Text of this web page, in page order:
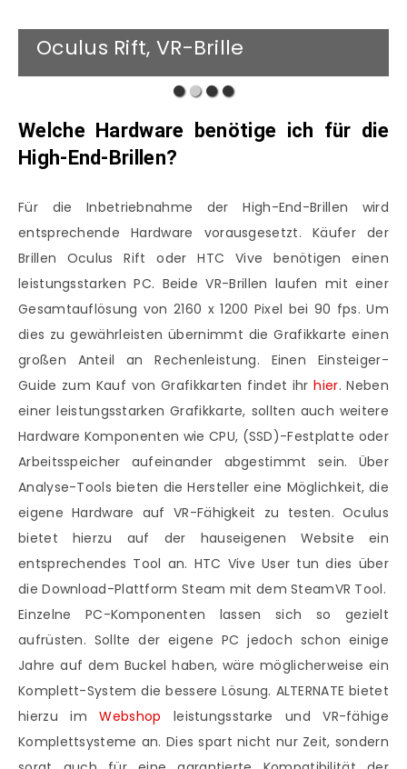
Oculus Rift, VR-Brille
Welche Hardware benötige ich für die
High-End-Brillen?
Für die Inbetriebnahme der High-End-Brillen wird
entsprechende Hardware vorausgesetzt. Käufer der
Brillen Oculus Rift oder HTC Vive benötigen einen
leistungsstarken PC. Beide VR-Brillen laufen mit einer
Gesamtauflösung von 2160 x 1200 Pixel bei 90 fps. Um
dies zu gewährleisten übernimmt die Grafikkarte einen
großen Anteil an Rechenleistung. Einen Einsteiger-
Guide zum Kauf von Grafikkarten findet ihrhier. Neben
einer leistungsstarken Grafikkarte, sollten auch weitere
Hardware Komponenten wie CPU, (SSD)-Festplatte oder
Arbeitsspeicher aufeinander abgestimmt sein. Über
Analyse-Tools bieten die Hersteller eine Möglichkeit, die
eigene Hardware auf VR-Fähigkeit zu testen. Oculus
bietet hierzu auf der hauseigenen Website ein
entsprechendes Tool an. HTC Vive User tun dies über
die Download-Plattform Steam mit dem SteamVR Tool.
Einzelne PC-Komponenten lassen sich so gezielt
aufrüsten. Sollte der eigene PC jedoch schon einige
Jahre auf dem Buckel haben, wäre möglicherweise ein
Komplett-System die bessere Lösung. ALTERNATE bietet
hierzu imWebshop leistungsstarke und VR-fähige
Komplettsysteme an. Dies spart nicht nur Zeit, sondern